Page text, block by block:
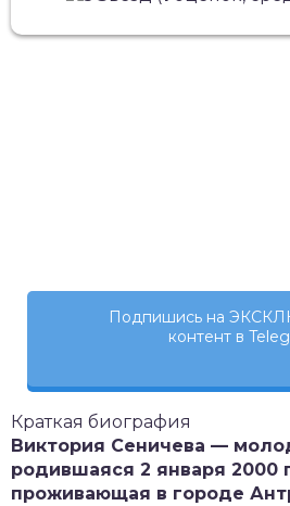
Подпишись на
контент в
Краткая биография
Виктория Сеничева —
родившаяся 2 января 2000
проживающая в городе